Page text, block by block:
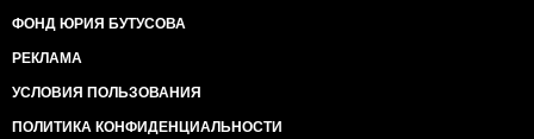
ФОНД ЮРИЯ БУТУСОВА
РЕКЛАМА
УСЛОВИЯ ПОЛЬЗОВАНИЯ
ПОЛИТИКА КОНФИДЕНЦИАЛЬНОСТИ